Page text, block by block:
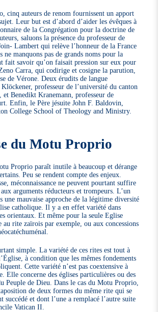
cinq auteurs de renom fournissent un apport
Leur but est d’abord d’aider les évêques à
de la Congrégation pour la doctrine de
saluons la présence du professeur de
Lambert qui relève l’honneur de la France
ne manquons pas de grands noms pour la
fait savoir qu’on faisait pression sur eux pour
Carra, qui codirige et cosigne la parution,
de Vérone. Deux érudits de langue
professeur de l’université du canton
et Benedikt Kranemann, professeur de
Enfin, le Père jésuite John F. Baldovin,
College School of Theology and Ministry.
du Motu Proprio
Proprio paraît inutile à beaucoup et dérange
Peu se rendent compte des enjeux.
méconnaissance ne peuvent pourtant suffire
arguments réducteurs et trompeurs. L’un
une mauvaise approche de la légitime diversité
catholique. Il y a en effet variété dans
orientaux. Et même pour la seule Eglise
au rite zaïrois par exemple, ou aux concessions
simple. La variété de ces rites est tout à
à condition que les mêmes fondements
Cette variété n’est pas coextensive à
Elle concerne des églises particulières ou des
Peuple de Dieu. Dans le cas du Motu Proprio,
de deux formes du même rite qui se
succédé et dont l’une a remplacé l’autre suite
Vatican II.